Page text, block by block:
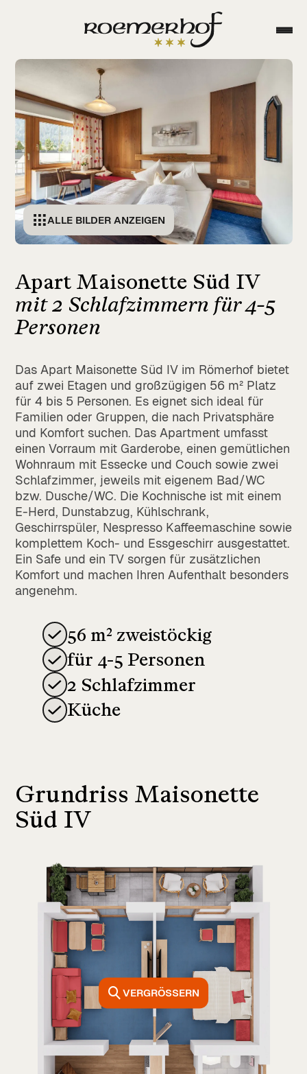
ALLE BILDER ANZEIGEN
Apart Maisonette Süd IV
mit 2 Schlafzimmern für 4-5
Personen
Das Apart Maisonette Süd IV im Römerhof bietet
auf zwei Etagen und großzügigen 56 m² Platz
für 4 bis 5 Personen. Es eignet sich ideal für
Familien oder Gruppen, die nach Privatsphäre
und Komfort suchen. Das Apartment umfasst
einen Vorraum mit Garderobe, einen gemütlichen
Wohnraum mit Essecke und Couch sowie zwei
Schlafzimmer, jeweils mit eigenem Bad/WC
bzw. Dusche/WC. Die Kochnische ist mit einem
E-Herd, Dunstabzug, Kühlschrank,
Geschirrspüler, Nespresso Kaffeemaschine sowie
komplettem Koch- und Essgeschirr ausgestattet.
Ein Safe und ein TV sorgen für zusätzlichen
Komfort und machen Ihren Aufenthalt besonders
angenehm.
56 m² zweistöckig
für 4-5 Personen
2 Schlafzimmer
Küche
Grundriss Maisonette
Süd IV
VERGRÖSSERN